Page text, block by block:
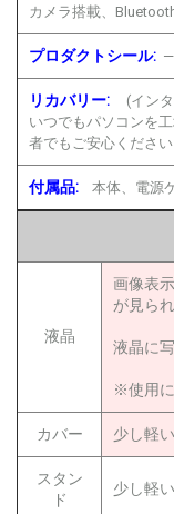
カメラ搭載、
プロダクトシール:
リカバリー:
(イン
いつでもパソコンを
者でもご安心ください
付属品: 本体、電源
液晶
画像表
が見ら
液晶に
※使用に
カバー 少し軽
スタン
ド
少し軽